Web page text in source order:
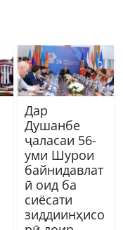
Дар
Душанбе
ҷаласаи 56-
уми Шурои
байнидавлат
ӣ оид ба
сиёсати
зиддиинҳисо